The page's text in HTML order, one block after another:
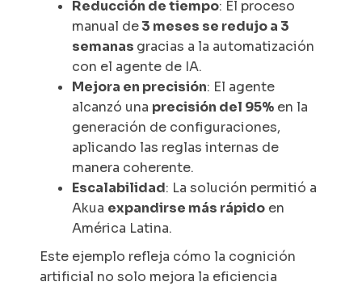
Reducción de tiempo: El proceso
manual de3 meses se redujo a 3
semanas gracias a la automatización
con el agente de IA.
Mejora en precisión: El agente
alcanzó una precisión del 95% en la
generación de configuraciones,
aplicando las reglas internas de
manera coherente.
Escalabilidad: La solución permitió a
Akua expandirse más rápido en
América Latina.
Este ejemplo refleja cómo la cognición
artificial no solo mejora la eficiencia